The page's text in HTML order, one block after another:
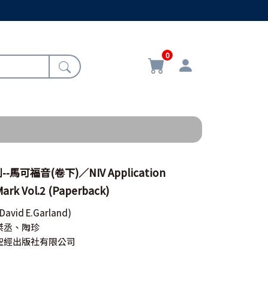
0
--馬可福音(卷下)／NIV Application
Vol.2 (Paperback)
E.Garland)
丞、陶珍
經出版社有限公司